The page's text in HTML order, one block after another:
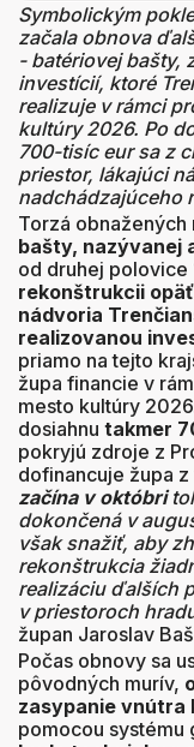
Symbolickým
začala obnova
- batériovej bašty,
investícií, ktoré
realizuje v rámci
kultúry 2026. Po
700-tisíc eur sa z
priestor, lákajúci
nadchádzajúceho
Torzá
bašty, nazývanej
od druhej polovice
rekonštrukcii
nádvoria
realizovanou
priamo na tejto
župa financie v
mesto kultúry
dosiahnu takmer
pokryjú zdroje z
dofinancuje župa
začína v októbri
dokončená v
však snažiť, aby
rekonštrukcia
realizáciu ďalších
v priestoroch
župan Jaroslav
Počas obnovy sa
pôvodných murív,
zasypanie vnútra
pomocou systému